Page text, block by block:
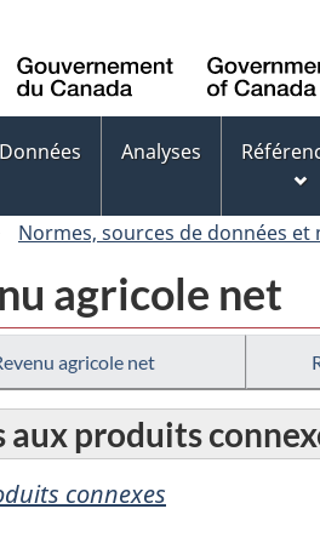
Données Analyses
Normes, sources de données et
agricole net
agricole net
aux produits
connexes